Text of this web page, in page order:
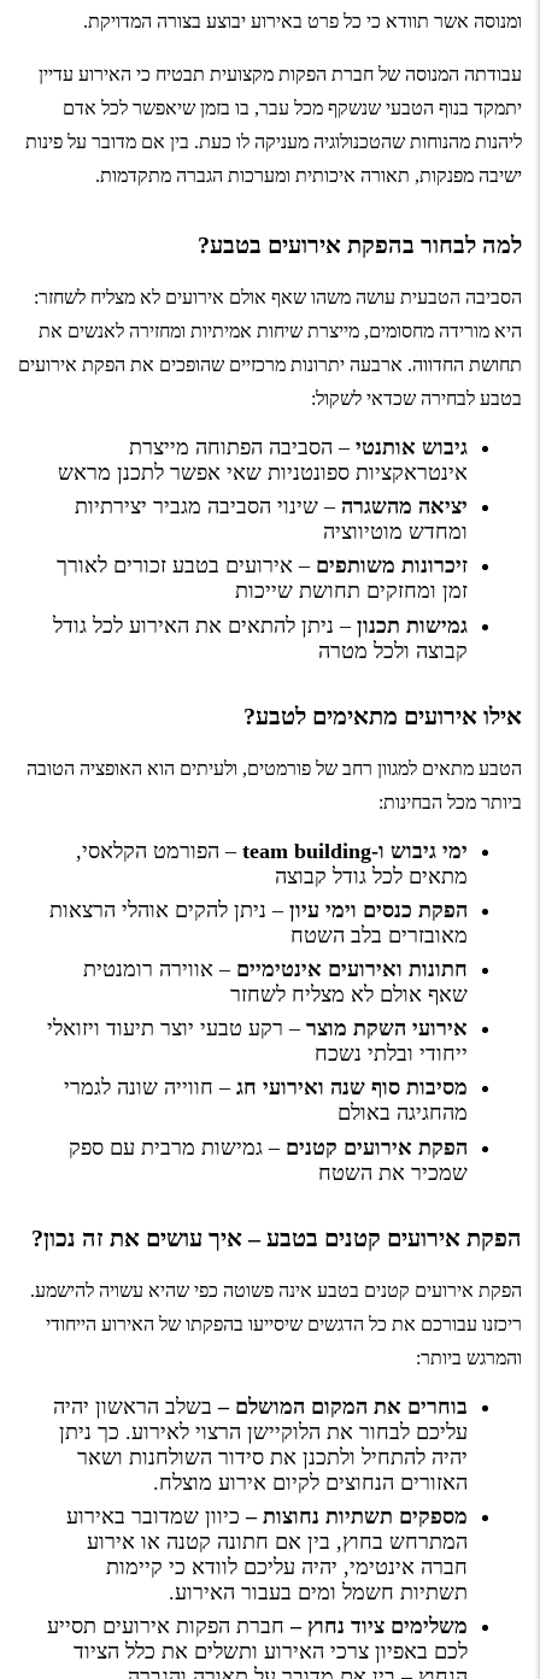
ומנוסה אשר תוודא כי כל פרט באירוע יבוצע בצורה המדויקת.
עבודתה המנוסה של חברת הפקות מקצועית תבטיח כי האירוע עדיין
יתמקד בנוף הטבעי שנשקף מכל עבר, בו בזמן שיאפשר לכל אדם
ליהנות מהנוחות שהטכנולוגיה מעניקה לו כעת. בין אם מדובר על פינות
ישיבה מפנקות, תאורה איכותית ומערכות הגברה מתקדמות.
למה לבחור בהפקת אירועים בטבע?
הסביבה הטבעית עושה משהו שאף אולם אירועים לא מצליח לשחזר:
היא מורידה מחסומים, מייצרת שיחות אמיתיות ומחזירה לאנשים את
תחושת החדווה. ארבעה יתרונות מרכזיים שהופכים את הפקת אירועים
בטבע לבחירה שכדאי לשקול:
גיבוש אותנטי – הסביבה הפתוחה מייצרת
אינטראקציות ספונטניות שאי אפשר לתכנן מראש
יציאה מהשגרה – שינוי הסביבה מגביר יצירתיות
ומחדש מוטיווציה
זיכרונות משותפים – אירועים בטבע זכורים לאורך
זמן ומחזקים תחושת שייכות
גמישות תכנון – ניתן להתאים את האירוע לכל גודל
קבוצה ולכל מטרה
אילו אירועים מתאימים לטבע?
הטבע מתאים למגוון רחב של פורמטים, ולעיתים הוא האופציה הטובה
ביותר מכל הבחינות:
ימי גיבוש ו-team building
– הפורמט הקלאסי,
מתאים לכל גודל קבוצה
הפקת כנסים וימי עיון – ניתן להקים אוהלי הרצאות
מאובזרים בלב השטח
חתונות ואירועים אינטימיים – אווירה רומנטית
שאף אולם לא מצליח לשחזר
אירועי השקת מוצר – רקע טבעי יוצר תיעוד ויזואלי
ייחודי ובלתי נשכח
מסיבות סוף שנה ואירועי חג – חווייה שונה לגמרי
מהחגיגה באולם
הפקת אירועים קטנים – גמישות מרבית עם ספק
שמכיר את השטח
הפקת אירועים קטנים בטבע – איך עושים את זה נכון?
הפקת אירועים קטנים בטבע אינה פשוטה כפי שהיא עשויה להישמע.
ריכזנו עבורכם את כל הדגשים שיסייעו בהפקתו של האירוע הייחודי
והמרגש ביותר:
בוחרים את המקום המושלם –בשלב הראשון יהיה
עליכם לבחור את הלוקיישן הרצוי לאירוע. כך ניתן
יהיה להתחיל ולתכנן את סידור השולחנות ושאר
האזורים הנחוצים לקיום אירוע מוצלח.
מספקים תשתיות נחוצות –כיוון שמדובר באירוע
המתרחש בחוץ, בין אם חתונה קטנה או אירוע
חברה אינטימי, יהיה עליכם לוודא כי קיימות
תשתיות חשמל ומים בעבור האירוע.
משלימים ציוד נחוץ –חברת הפקות אירועים תסייע
לכם באפיון צרכי האירוע ותשלים את כלל הציוד